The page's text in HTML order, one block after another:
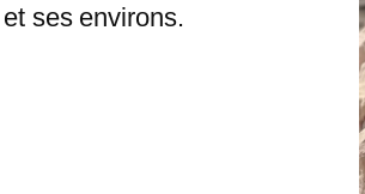
ses environs.